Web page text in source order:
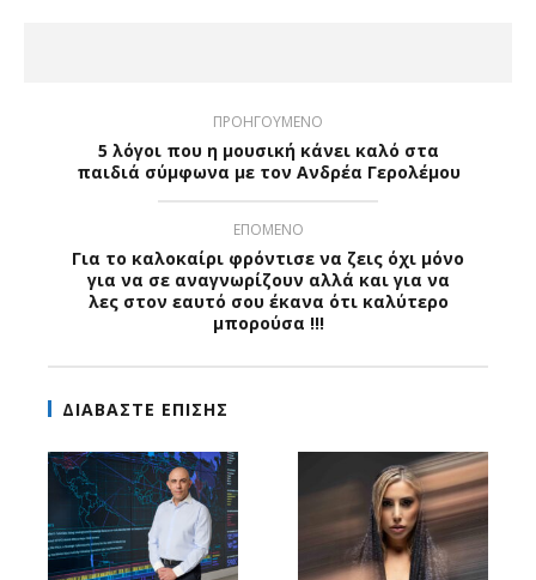
ΠΡΟΗΓΟΥΜΕΝΟ
5 λόγοι που η μουσική κάνει καλό στα
παιδιά σύμφωνα με τον Ανδρέα Γερολέμου
ΕΠΟΜΕΝΟ
Για το καλοκαίρι φρόντισε να ζεις όχι μόνο
για να σε αναγνωρίζουν αλλά και για να
λες στον εαυτό σου έκανα ότι καλύτερο
μπορούσα !!!
ΔΙΑΒΑΣΤΕ ΕΠΙΣΗΣ